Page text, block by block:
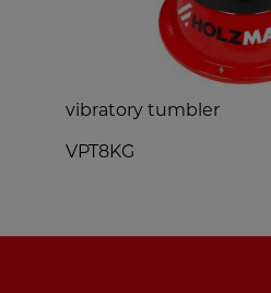
vibratory tumbler
VPT8KG